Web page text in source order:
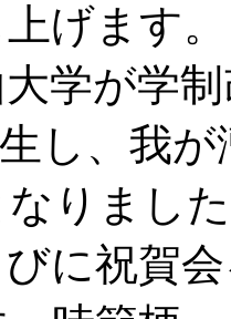
げます。
学が学
し、我
なりまし
に祝賀